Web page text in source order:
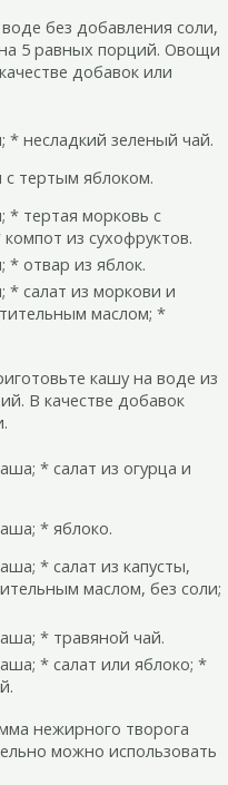
без добавления соли,
на 5 равных порций. Овощи
добавок или
* несладкий зеленый чай.
тертым яблоком.
* тертая морковь с
из сухофруктов.
* отвар из яблок.
* салат из моркови и
маслом; *
кашу на воде из
В качестве добавок
* салат из огурца и
* яблоко.
* салат из капусты,
маслом, без соли;
* травяной чай.
* салат или яблоко; *
нежирного творога
можно использовать